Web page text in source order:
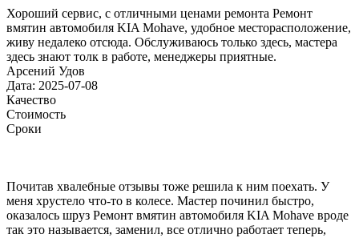
Хороший сервис, с отличными ценами ремонта Ремонт
вмятин автомобиля KIA Mohave, удобное месторасположение,
живу недалеко отсюда. Обслуживаюсь только здесь, мастера
здесь знают толк в работе, менеджеры приятные.
Арсений Удов
Дата: 2025-07-08
Качество
Стоимость
Сроки
Почитав хвалебные отзывы тоже решила к ним поехать. У
меня хрустело что-то в колесе. Мастер починил быстро,
оказалось шруз Ремонт вмятин автомобиля KIA Mohave вроде
так это называется, заменил, все отлично работает теперь,